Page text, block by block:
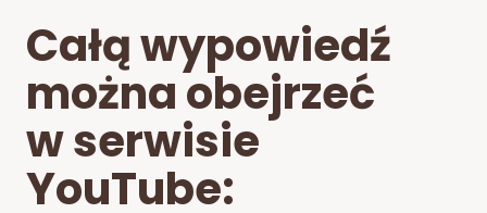
Całą wypowiedź
można obejrzeć
w serwisie
YouTube: